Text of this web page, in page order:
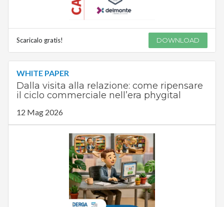
Scaricalo gratis! DOWNLOAD
WHITE PAPER
Dalla visita alla relazione: come ripensare
il ciclo commerciale nell’era phygital
12 Mag 2026